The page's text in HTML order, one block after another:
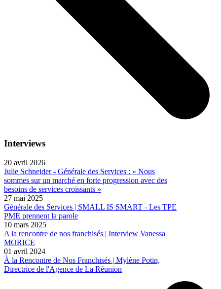
Interviews
20 avril 2026
Julie Schneider - Générale des Services : « Nous
sommes sur un marché en forte progression avec des
besoins de services croissants »
27 mai 2025
Générale des Services | SMALL IS SMART - Les TPE
PME prennent la parole
10 mars 2025
A la rencontre de nos franchisés | Interview Vanessa
MORICE
01 avril 2024
À la Rencontre de Nos Franchisés | Mylène Potin,
Directrice de l'Agence de La Réunion